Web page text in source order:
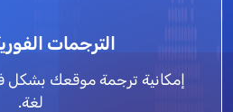
الترجمات
لغة.